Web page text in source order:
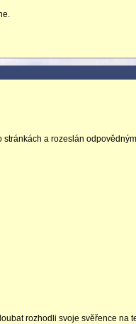
a rozeslán odpovědným
rozhodli svoje svěřence na